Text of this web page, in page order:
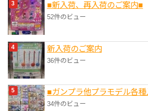
■新入荷、再入荷のご案内■
52件のビュー
新入荷のご案内
36件のビュー
■ガンプラ他プラモデル各
34件のビュー